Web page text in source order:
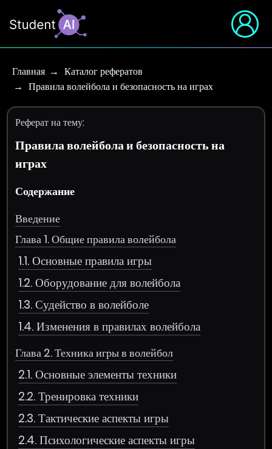
Главная
Каталог рефератов
Правила волейбола и безопасность на играх
Реферат на тему:
Правила волейбола и безопасность на
играх
Содержание
Введение
Глава 1. Общие правила волейбола
1.1. Основные правила игры
1.2. Оборудование для волейбола
1.3. Судейство в волейболе
1.4. Изменения в правилах волейбола
Глава 2. Техника игры в волейбол
2.1. Основные элементы техники
2.2. Тренировка техники
2.3. Тактические аспекты игры
2.4. Психологические аспекты игры